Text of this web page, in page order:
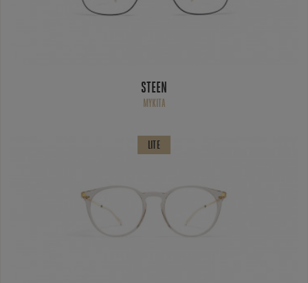
STEEN
MYKITA
LITE